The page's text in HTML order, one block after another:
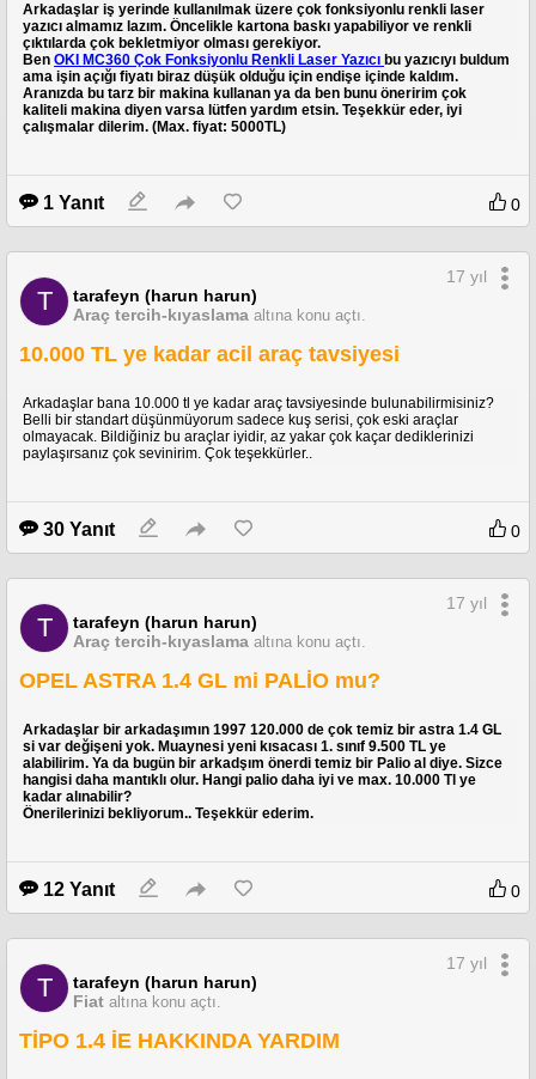
Arkadaşlar iş yerinde kullanılmak üzere çok fonksiyonlu renkli laser
yazıcı almamız lazım. Öncelikle kartona baskı yapabiliyor ve renkli
çıktılarda çok bekletmiyor olması gerekiyor.
Ben OKI MC360 Çok Fonksiyonlu Renkli Laser Yazıcı bu yazıcıyı buldum
ama işin açığı fiyatı biraz düşük olduğu için endişe içinde kaldım.
Aranızda bu tarz bir makina kullanan ya da ben bunu öneririm çok
kaliteli makina diyen varsa lütfen yardım etsin. Teşekkür eder, iyi
çalışmalar dilerim. (Max. fiyat: 5000TL)
1 Yanıt 0
T
tarafeyn (harun harun)
Araç tercih-kıyaslama altına konu açtı.
17 yıl
10.000 TL ye kadar acil araç tavsiyesi
Arkadaşlar bana 10.000 tl ye kadar araç tavsiyesinde bulunabilirmisiniz?
Belli bir standart düşünmüyorum sadece kuş serisi, çok eski araçlar
olmayacak. Bildiğiniz bu araçlar iyidir, az yakar çok kaçar dediklerinizi
paylaşırsanız çok sevinirim. Çok teşekkürler..
30 Yanıt 0
T
tarafeyn (harun harun)
Araç tercih-kıyaslama altına konu açtı.
17 yıl
OPEL ASTRA 1.4 GL mi PALİO mu?
Arkadaşlar bir arkadaşımın 1997 120.000 de çok temiz bir astra 1.4 GL
si var değişeni yok. Muaynesi yeni kısacası 1. sınıf 9.500 TL ye
alabilirim. Ya da bugün bir arkadşım önerdi temiz bir Palio al diye. Sizce
hangisi daha mantıklı olur. Hangi palio daha iyi ve max. 10.000 Tl ye
kadar alınabilir?
Önerilerinizi bekliyorum.. Teşekkür ederim.
12 Yanıt 0
T
tarafeyn (harun harun)
Fiat altına konu açtı.
17 yıl
TİPO 1.4 İE HAKKINDA YARDIM